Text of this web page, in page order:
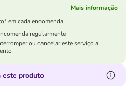
Mais informação
em cada encomenda
regularmente
ou cancelar este serviço a
este produto